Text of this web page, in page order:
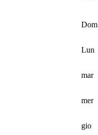
Dom
Lun
mar
mer
gio